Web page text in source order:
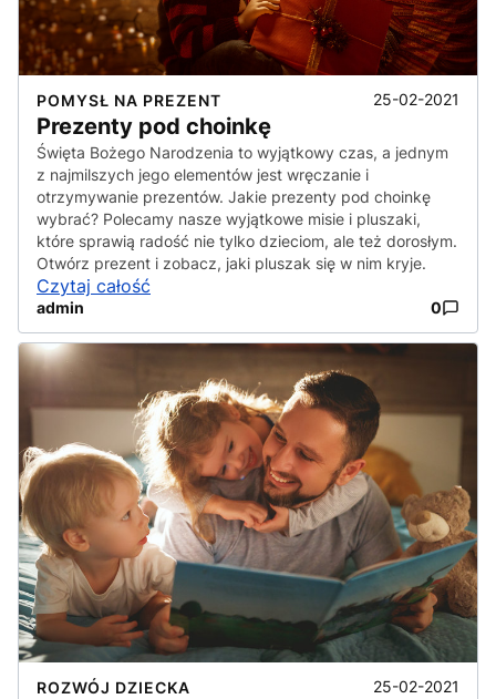
POMYSŁ NA PREZENT 25-02-2021
Prezenty pod choinkę
Święta Bożego Narodzenia to wyjątkowy czas, a jednym
z najmilszych jego elementów jest wręczanie i
otrzymywanie prezentów. Jakie prezenty pod choinkę
wybrać? Polecamy nasze wyjątkowe misie i pluszaki,
które sprawią radość nie tylko dzieciom, ale też dorosłym.
Otwórz prezent i zobacz, jaki pluszak się w nim kryje.
Czytaj całość
admin 0
ROZWÓJ DZIECKA 25-02-2021